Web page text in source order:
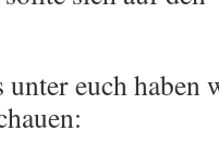
euch